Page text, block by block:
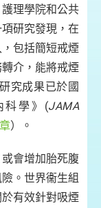
理學院和公共
研究發現，在
包括簡短戒煙
介，能將戒煙
究成果已於國
科學》(JAMA
）。
會增加胎死腹
。世界衞生組
有效針對吸煙